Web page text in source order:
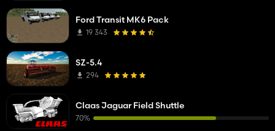
Ford Transit MK6 Pack
19 343
SZ-5.4
294
Claas Jaguar Field Shuttle
70%